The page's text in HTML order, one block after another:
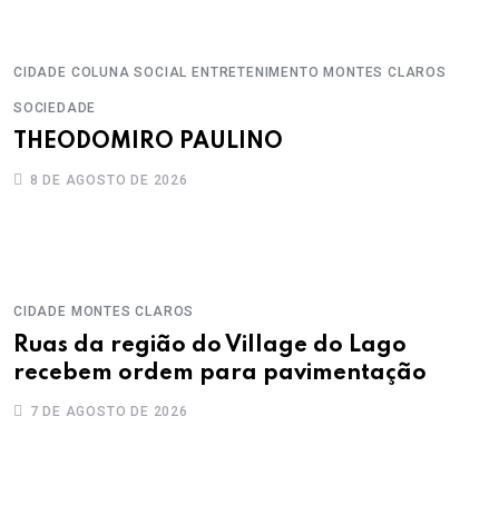
CIDADE COLUNA SOCIAL ENTRETENIMENTO MONTES CLAROS
SOCIEDADE
THEODOMIRO PAULINO
8 DE AGOSTO DE 2026
CIDADE MONTES CLAROS
Ruas da região do Village do Lago
recebem ordem para pavimentação
7 DE AGOSTO DE 2026